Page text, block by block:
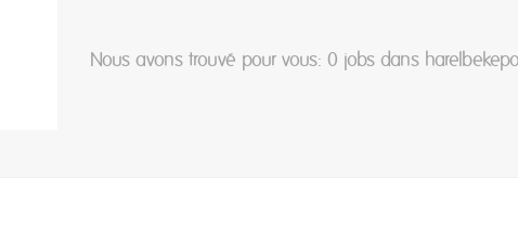
Nous avons trouvé pour vous: 0 jobs dans